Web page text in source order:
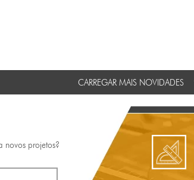
CARREGAR MAIS NOVIDADES
novos projetos?